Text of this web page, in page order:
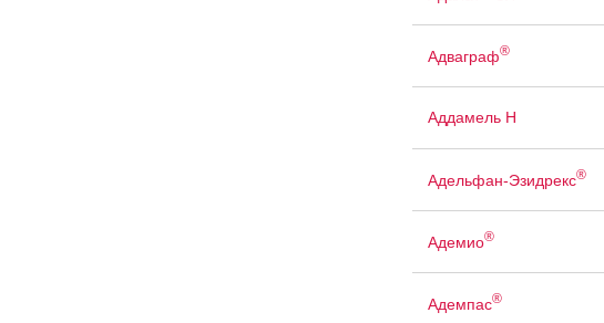
Адваграф®
Аддамель Н
Адельфан-Эзидрекс®
Адемио®
Адемпас®